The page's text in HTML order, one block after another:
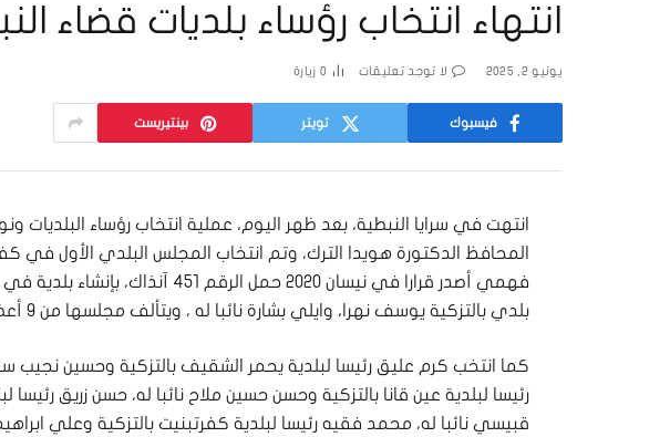
انتهاء انتخاب رؤساء بلديات قضاء
يونيو 2, 2025 لا توجد تعليقات 0 زيارة
فيسبوك تويتر بينتيريست
انتهت في سرايا النبطية، بعد ظهر اليوم، عملية انتخاب رؤساء البلديات
المحافظ الدكتورة هويدا الترك، وتم انتخاب المجلس البلدي الأول في
فهمي أصدر قرارا في نيسان 2020 حمل
بلدي بالتزكية يوسف نهرا، وايلي بشارة نائبا له ، ويتألف مجلسها من 9 أعضاء.
كما انتخب كرم عليق رئيسا لبلدية يحمر الشقيف بالتزكية وحسين نجيب
رئيسا لبلدية عين قانا بالتزكية وحسن حسين ملاح نائبا له، حسن زريق رئيسا
قبيسي نائبا له، محمد فقيه رئيسا لبلدية كفرتبنيت بالتزكية وعلي